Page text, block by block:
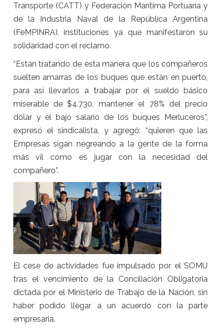
Transporte (CATT) y Federación Marítima Portuaria y
de la Industria Naval de la República Argentina
(FeMPINRA), instituciones ya que manifestaron su
solidaridad con el reclamo.
“Están tratando de esta manera que los compañeros
suelten amarras de los buques que están en puerto,
para así llevarlos a trabajar por el sueldo básico
miserable de $4.730, mantener el 78% del precio
dólar y el bajo salario de los buques Merluceros”,
expresó el sindicalista, y agregó: “quieren que las
Empresas sigan negreando a la gente de la forma
más vil como es jugar con la necesidad del
compañero”.
El cese de actividades fue impulsado por el SOMU
tras el vencimiento de la Conciliación Obligatoria
dictada por el Ministerio de Trabajo de la Nación, sin
haber podido llegar a un acuerdo con la parte
empresaria.